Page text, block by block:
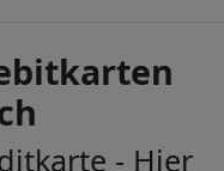
- Hier